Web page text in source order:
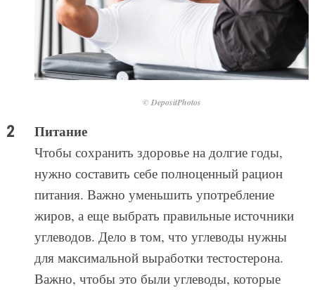
© DepositPhotos
Питание
Чтобы сохранить здоровье на долгие годы,
нужно составить себе полноценный рацион
питания. Важно уменьшить употребление
жиров, а еще выбрать правильные источники
углеводов. Дело в том, что углеводы нужны
для максимальной выработки тестостерона.
Важно, чтобы это были углеводы, которые